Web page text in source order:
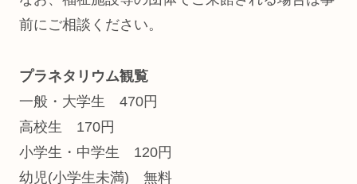
前にご相談ください。
プラネタリウム観覧
一般・大学生 470円
高校生 170円
小学生・中学生 120円
幼児(小学生未満) 無料